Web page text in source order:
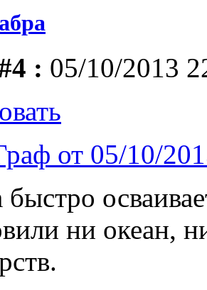
: 05/10/2013
от 05/10/
быстро
ни океан,